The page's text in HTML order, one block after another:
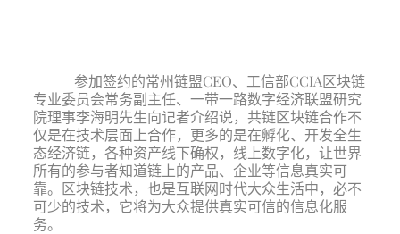
参加签约的常州链盟CEO、工信部CCIA区块链
专业委员会常务副主任、一带一路数字经济联盟研究
院理事李海明先生向记者介绍说，共链区块链合作不
仅是在技术层面上合作，更多的是在孵化、开发全生
态经济链，各种资产线下确权，线上数字化，让世界
所有的参与者知道链上的产品、企业等信息真实可
靠。区块链技术，也是互联网时代大众生活中，必不
可少的技术，它将为大众提供真实可信的信息化服
务。